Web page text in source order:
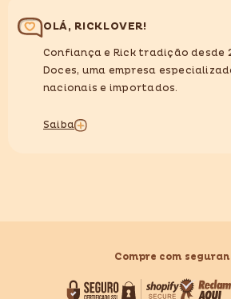
OLÁ, RICKLOVER!
Confiança e Rick tradição desde
Doces, uma empresa
nacionais e importados.
Saiba
Compre com